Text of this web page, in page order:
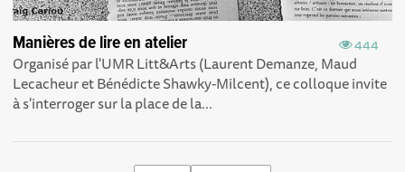
444
Manières de lire en atelier
Organisé par l'UMR Litt&Arts (Laurent Demanze, Maud
Lecacheur et Bénédicte Shawky-Milcent), ce colloque invite
à s'interroger sur la place de la...